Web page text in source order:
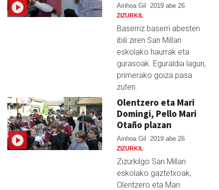
Ainhoa Gil 2019 abe 26
ZIZURKIL
Baserriz baserri abesten
ibili ziren San Millan
eskolako haurrak eta
gurasoak. Eguraldia lagun,
primerako goiza pasa
zuten.
Olentzero eta Mari
Domingi, Pello Mari
Otaño plazan
Ainhoa Gil 2019 abe 26
ZIZURKIL
Zizurkilgo San Millan
eskolako gaztetxoak,
Olentzero eta Mari